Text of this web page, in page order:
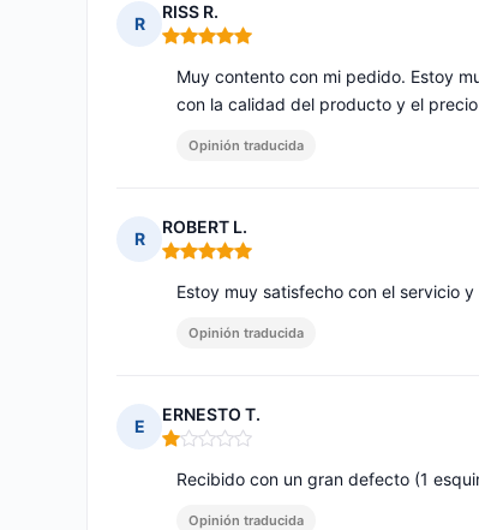
R
RISS R.
Nota: 5 de 5
Muy contento con mi pedido. Estoy
con la calidad del producto y el
Opinión traducida
R
ROBERT L.
Nota: 5 de 5
Estoy muy satisfecho con el servicio
Opinión traducida
E
ERNESTO T.
Nota: 1 de 5
Recibido con un gran defecto (1
Opinión traducida